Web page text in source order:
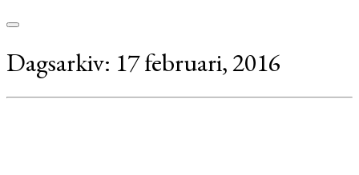
Dagsarkiv: 17 februari, 2016